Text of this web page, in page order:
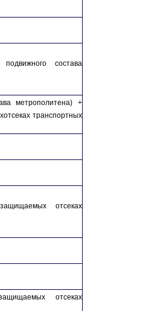
состава
метрополитена) +
отсеках транспортных
отсеках
отсеках